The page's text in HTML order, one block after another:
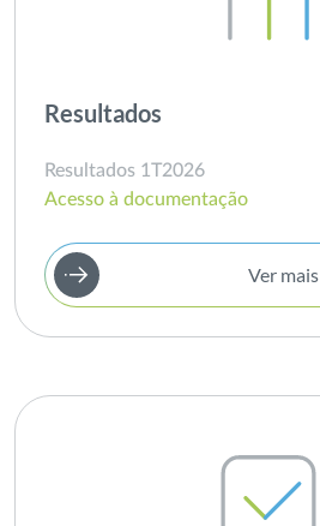
Resultados
Resultados 1T2026
Acesso à documentação
Ver mais